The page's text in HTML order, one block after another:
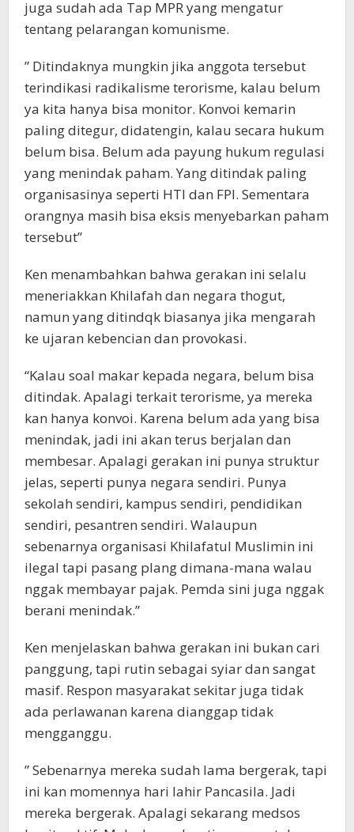
juga sudah ada Tap MPR yang mengatur
tentang pelarangan komunisme.
” Ditindaknya mungkin jika anggota tersebut
terindikasi radikalisme terorisme, kalau belum
ya kita hanya bisa monitor. Konvoi kemarin
paling ditegur, didatengin, kalau secara hukum
belum bisa. Belum ada payung hukum regulasi
yang menindak paham. Yang ditindak paling
organisasinya seperti HTI dan FPI. Sementara
orangnya masih bisa eksis menyebarkan paham
tersebut”
Ken menambahkan bahwa gerakan ini selalu
meneriakkan Khilafah dan negara thogut,
namun yang ditindqk biasanya jika mengarah
ke ujaran kebencian dan provokasi.
“Kalau soal makar kepada negara, belum bisa
ditindak. Apalagi terkait terorisme, ya mereka
kan hanya konvoi. Karena belum ada yang bisa
menindak, jadi ini akan terus berjalan dan
membesar. Apalagi gerakan ini punya struktur
jelas, seperti punya negara sendiri. Punya
sekolah sendiri, kampus sendiri, pendidikan
sendiri, pesantren sendiri. Walaupun
sebenarnya organisasi Khilafatul Muslimin ini
ilegal tapi pasang plang dimana-mana walau
nggak membayar pajak. Pemda sini juga nggak
berani menindak.”
Ken menjelaskan bahwa gerakan ini bukan cari
panggung, tapi rutin sebagai syiar dan sangat
masif. Respon masyarakat sekitar juga tidak
ada perlawanan karena dianggap tidak
mengganggu.
” Sebenarnya mereka sudah lama bergerak, tapi
ini kan momennya hari lahir Pancasila. Jadi
mereka bergerak. Apalagi sekarang medsos